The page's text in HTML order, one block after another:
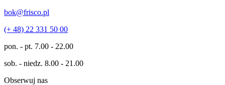
bok@frisco.pl
(+ 48) 22 331 50 00
pon. - pt. 7.00 - 22.00
sob. - niedz. 8.00 - 21.00
Obserwuj nas